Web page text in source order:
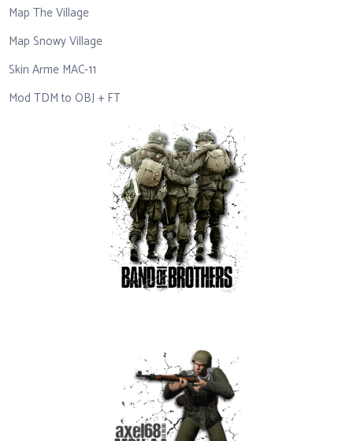
Map The Village
Map Snowy Village
Skin Arme MAC-11
Mod TDM to OBJ + FT